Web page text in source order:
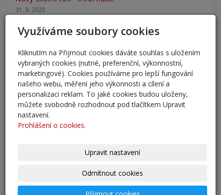
31. 8. 2025
Pěšky do školy
Adaptační kurzy
27. 8. 2025
Zahájení školního roku 2025/2026
27. 8. 2025
Využíváme soubory cookies
Kliknutím na Přijmout cookies dáváte souhlas s uložením
vybraných cookies (nutné, preferenční, výkonnostní,
marketingové). Cookies používáme pro lepší fungování
našeho webu, měření jeho výkonnosti a cílení a
personalizaci reklam. To jaké cookies budou uloženy,
můžete svobodně rozhodnout pod tlačítkem Upravit
nastavení.
Prohlášení o cookies.
Upravit nastavení
Odmítnout cookies